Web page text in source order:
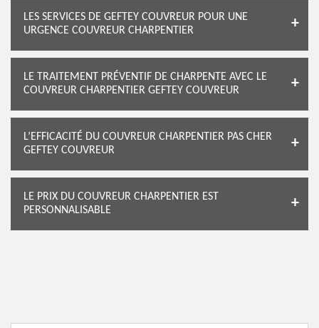
LES SERVICES DE GEFTEY COUVREUR POUR UNE
URGENCE COUVREUR CHARPENTIER
LE TRAITEMENT PRÉVENTIF DE CHARPENTE AVEC LE
COUVREUR CHARPENTIER GEFTEY COUVREUR
L’EFFICACITÉ DU COUVREUR CHARPENTIER PAS CHER
GEFTEY COUVREUR
LE PRIX DU COUVREUR CHARPENTIER EST
PERSONNALISABLE